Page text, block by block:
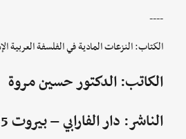
----
الكتاب: النزعات المادية في الفلسفة العربية
الكاتب: الدكتور حسين مروة
الناشر: دار الفارابي – بيروت 1985